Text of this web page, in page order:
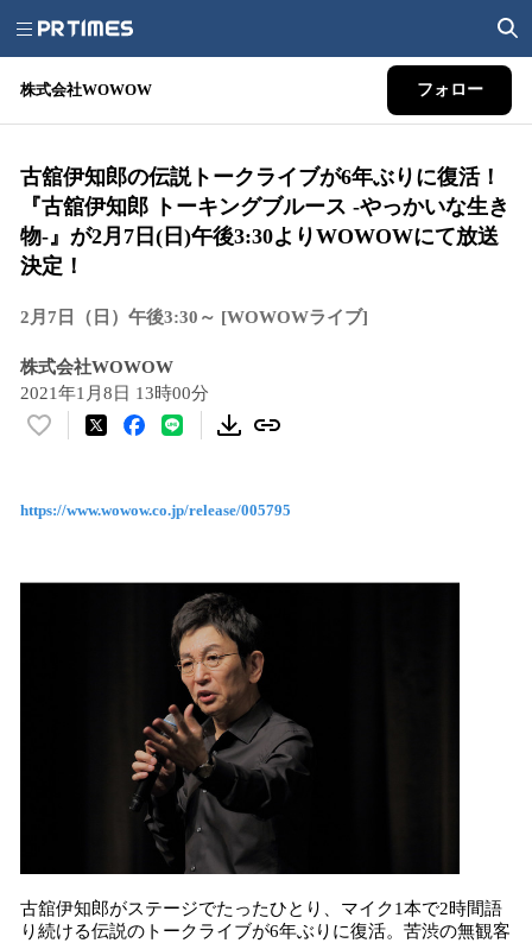
株式会社WOWOW フォロー
古舘伊知郎の伝説トークライブが6年ぶりに復活！
『古舘伊知郎 トーキングブルース -やっかいな生き
物-』が2月7日(日)午後3:30よりWOWOWにて放送
決定！
2月7日（日）午後3:30～ [WOWOWライブ]
株式会社WOWOW
2021年1月8日 13時00分
い
！
読
https://www.wowow.co.jp/release/005795
古舘伊知郎がステージでたったひとり、マイク1本で2時間語
り続ける伝説のトークライブが6年ぶりに復活。苦渋の無観客